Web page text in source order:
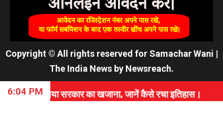
Copyright © All rights reserved for Samachar Wani |
The India News by Newsreach.
6:04 PM
सरकार का खजाना, जानें कैसे रचा इतिहास। ⇝ PAK